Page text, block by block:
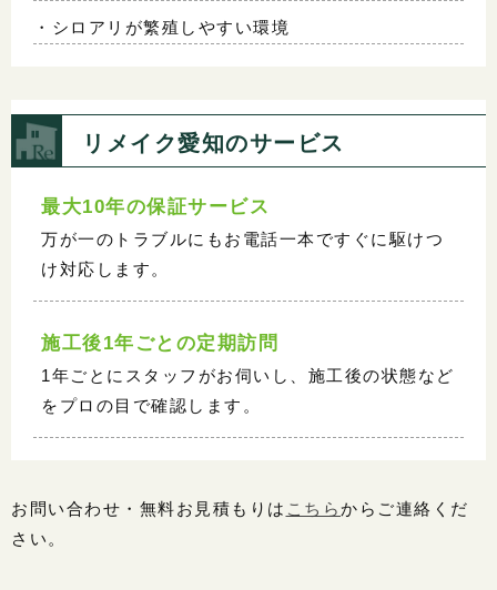
・シロアリが繁殖しやすい環境
リメイク愛知のサービス
最大10年の保証サービス
万が一のトラブルにもお電話一本ですぐに駆けつ
け対応します。
施工後1年ごとの定期訪問
1年ごとにスタッフがお伺いし、施工後の状態など
をプロの目で確認します。
お問い合わせ・無料お見積もりは こちらからご連絡くだ
さい。